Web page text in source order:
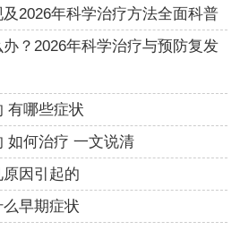
2026年科学治疗方法全面科普
？2026年科学治疗与预防复发
有哪些症状
如何治疗 一文说清
因引起的
早期症状